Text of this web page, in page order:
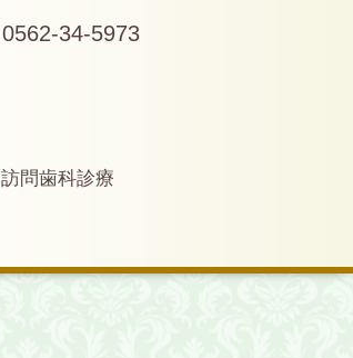
0562-34-5973
訪問歯科診療